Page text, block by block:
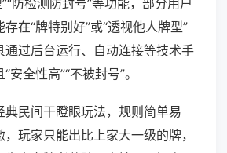
防检测防封号”等功能，部分用户
在“牌特别好”或“透视他人牌型”
通过后台运行、自动连接等技术手
安全性高”“不被封号”。
典民间干瞪眼玩法，规则简单易
玩家只能出比上家大一级的牌，